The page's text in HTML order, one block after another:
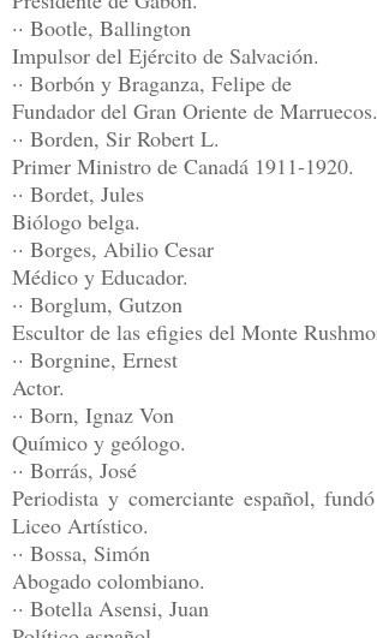
·· Bootle, Ballington
Impulsor del Ejército de Salvación.
·· Borbón y Braganza, Felipe de
Fundador del Gran Oriente de Marruecos.
·· Borden, Sir Robert L.
Primer Ministro de Canadá 1911-1920.
·· Bordet, Jules
Biólogo belga.
·· Borges, Abilio Cesar
Médico y Educador.
·· Borglum, Gutzon
Escultor de las efigies del Monte
·· Borgnine, Ernest
Actor.
·· Born, Ignaz Von
Químico y geólogo.
·· Borrás, José
Periodista y comerciante español,
Liceo Artístico.
·· Bossa, Simón
Abogado colombiano.
·· Botella Asensi, Juan